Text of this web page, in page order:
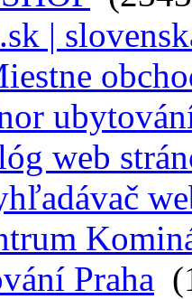
|
web
Praha